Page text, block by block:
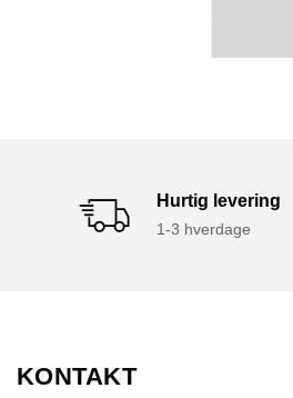
Hurtig levering
1-3 hverdage
KONTAKT